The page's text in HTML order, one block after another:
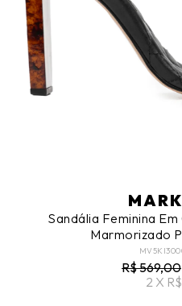
Sandália Feminina
Marmorizado
R$ 569,00
2 X